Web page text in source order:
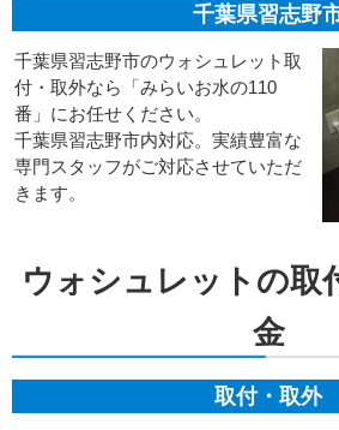
千葉県習志野
千葉県習志野市のウォシュレット取
付・取外なら「みらいお水の110
番」にお任せください。
千葉県習志野市内対応。実績豊富な
専門スタッフがご対応させていただ
きます。
ウォシュレットの取
金
取付・取外